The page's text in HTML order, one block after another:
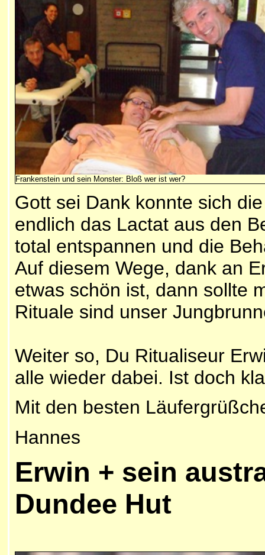
Frankenstein und sein Monster: Bloß wer ist wer?
Gott sei Dank konnte sich
endlich das Lactat aus den
total entspannen und die
Auf diesem Wege, dank an
etwas schön ist, dann sollte
Rituale sind unser
Weiter so, Du Ritualiseur
alle wieder dabei. Ist doch
Mit den besten
Hannes
Erwin + sein
Dundee Hut